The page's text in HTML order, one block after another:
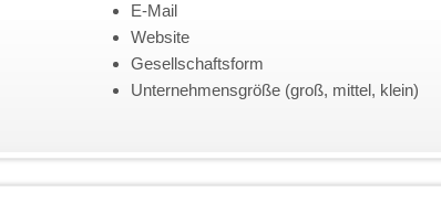
E-Mail
Website
Gesellschaftsform
Unternehmensgröße (groß, mittel, klein)